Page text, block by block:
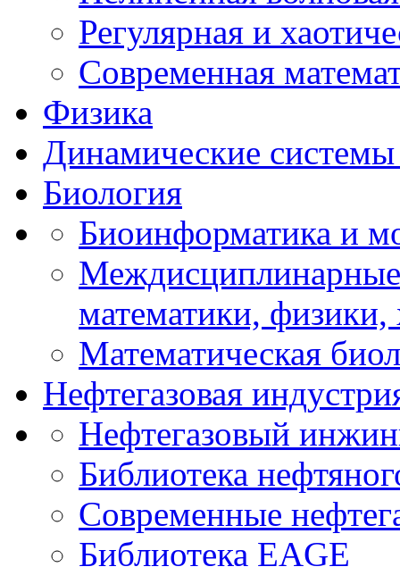
Регулярная и
Современная
Физика
Динамические системы
Биология
Биоинформатика и
математики,
Математическая
Нефтегазовая
Нефтегазовый
Библиотека
Современные
Библиотека EAGE